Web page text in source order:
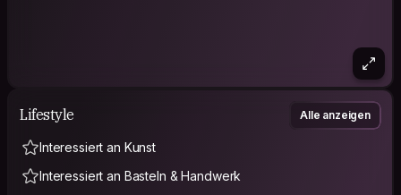
Lifestyle Alle anzeigen
Interessiert an Kunst
Interessiert an Basteln & Handwerk